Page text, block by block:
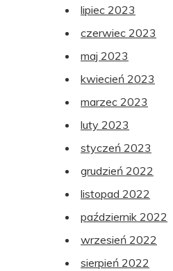
lipiec 2023
czerwiec 2023
maj 2023
kwiecień 2023
marzec 2023
luty 2023
styczeń 2023
grudzień 2022
listopad 2022
październik 2022
wrzesień 2022
sierpień 2022